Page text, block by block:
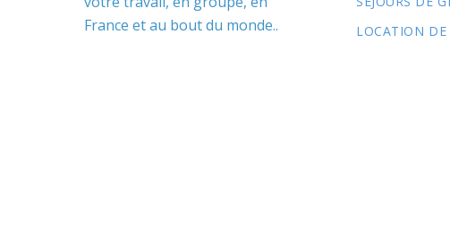
France et au bout du monde..
LOCATION DE